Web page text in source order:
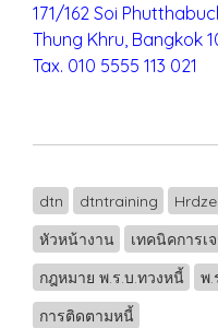
171/162 Soi
Thung Khru, Bangkok
Tax. 010 5555 113
dtn dtntraining
หัวหน้างาน
เทคนิคการเ
กฎหมาย พ.ร.บ.ทวงหนี้
พ.
การติดตามหนี้